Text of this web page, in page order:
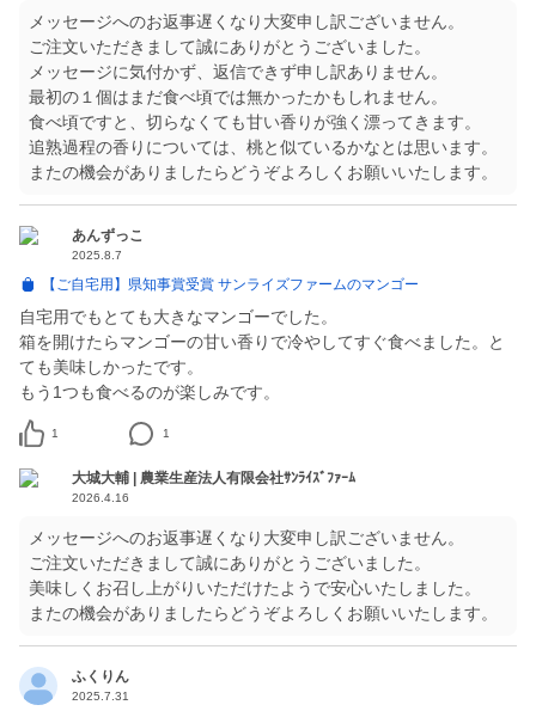
メッセージへのお返事遅くなり大変申し訳ございません。
ご注文いただきまして誠にありがとうございました。
メッセージに気付かず、返信できず申し訳ありません。
最初の１個はまだ食べ頃では無かったかもしれません。
食べ頃ですと、切らなくても甘い香りが強く漂ってきます。
追熟過程の香りについては、桃と似ているかなとは思います。
またの機会がありましたらどうぞよろしくお願いいたします。
あんずっこ
2025.8.7
【ご自宅用】県知事賞受賞 サンライズファームのマンゴー
自宅用でもとても大きなマンゴーでした。
箱を開けたらマンゴーの甘い香りで冷やしてすぐ食べました。と
ても美味しかったです。
もう1つも食べるのが楽しみです。
1 1
大城大輔 | 農業生産法人有限会社ｻﾝﾗｲｽﾞﾌｧｰﾑ
2026.4.16
メッセージへのお返事遅くなり大変申し訳ございません。
ご注文いただきまして誠にありがとうございました。
美味しくお召し上がりいただけたようで安心いたしました。
またの機会がありましたらどうぞよろしくお願いいたします。
ふくりん
2025.7.31